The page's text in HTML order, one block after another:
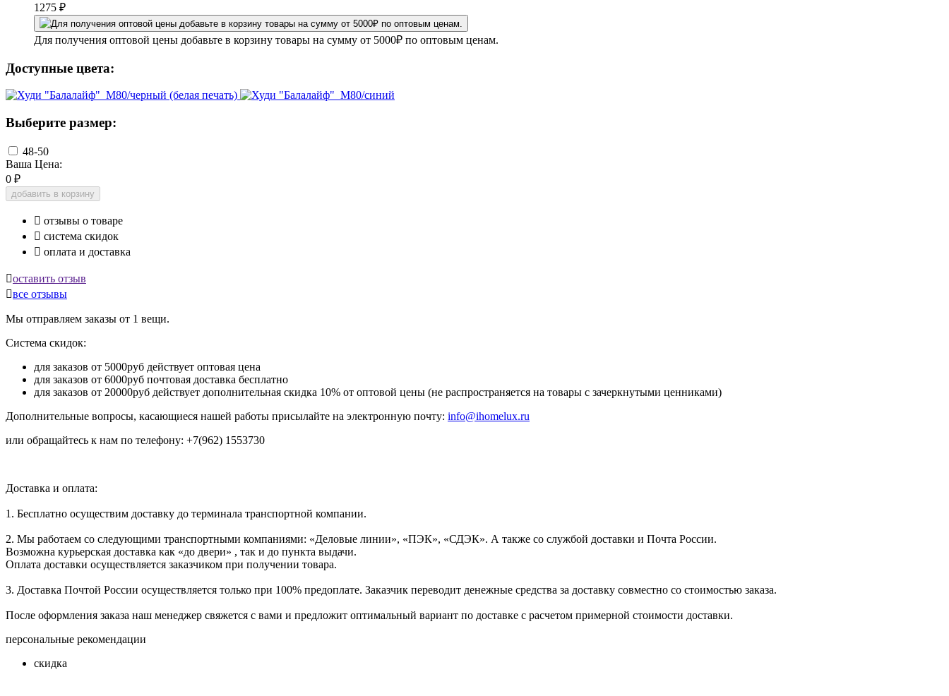
1275 ₽
Для получения оптовой цены добавьте в корзину товары на сумму от 5000₽ по оптовым ценам.
Доступные цвета:
Выберите размер:
48-50
Ваша Цена:
0 ₽
добавить в корзину
 отзывы о товаре
 система скидок
 оплата и доставка
оставить отзыв
все отзывы
Мы отправляем заказы от 1 вещи.
Система скидок:
для заказов от 5000руб действует оптовая цена
для заказов от 6000руб почтовая доставка бесплатно
для заказов от 20000руб действует дополнительная скидка 10% от оптовой цены (не распространяется на товары с зачеркнутыми ценниками)
Дополнительные вопросы, касающиеся нашей работы присылайте на электронную почту: info@ihomelux.ru
или обращайтесь к нам по телефону: +7(962) 1553730
Доставка и оплата:
1. Бесплатно осуществим доставку до терминала транспортной компании.
2. Мы работаем со следующими транспортными компаниями: «Деловые линии», «ПЭК», «СДЭК». А также со службой доставки и Почта России.
Возможна курьерская доставка как «до двери» , так и до пункта выдачи.
Оплата доставки осуществляется заказчиком при получении товара.
3. Доставка Почтой России осуществляется только при 100% предоплате. Заказчик переводит денежные средства за доставку совместно со стоимостью заказа.
После оформления заказа наш менеджер свяжется с вами и предложит оптимальный вариант по доставке с расчетом примерной стоимости доставки.
персональные рекомендации
скидка